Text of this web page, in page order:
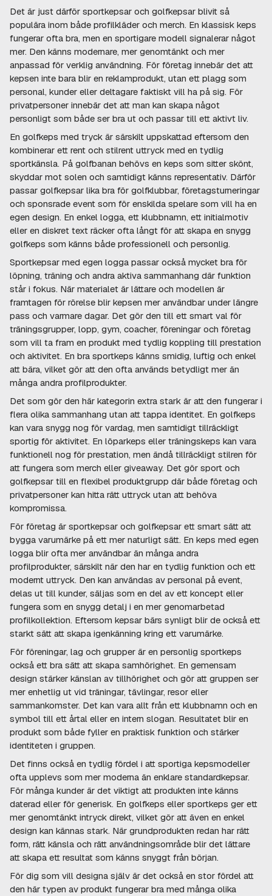
Det är just därför sportkepsar och golfkepsar blivit så
populära inom både profilkläder och merch. En klassisk keps
fungerar ofta bra, men en sportigare modell signalerar något
mer. Den känns modernare, mer genomtänkt och mer
anpassad för verklig användning. För företag innebär det att
kepsen inte bara blir en reklamprodukt, utan ett plagg som
personal, kunder eller deltagare faktiskt vill ha på sig. För
privatpersoner innebär det att man kan skapa något
personligt som både ser bra ut och passar till ett aktivt liv.
En golfkeps med tryck är särskilt uppskattad eftersom den
kombinerar ett rent och stilrent uttryck med en tydlig
sportkänsla. På golfbanan behövs en keps som sitter skönt,
skyddar mot solen och samtidigt känns representativ. Därför
passar golfkepsar lika bra för golfklubbar, företagsturneringar
och sponsrade event som för enskilda spelare som vill ha en
egen design. En enkel logga, ett klubbnamn, ett initialmotiv
eller en diskret text räcker ofta långt för att skapa en snygg
golfkeps som känns både professionell och personlig.
Sportkepsar med egen logga passar också mycket bra för
löpning, träning och andra aktiva sammanhang där funktion
står i fokus. När materialet är lättare och modellen är
framtagen för rörelse blir kepsen mer användbar under längre
pass och varmare dagar. Det gör den till ett smart val för
träningsgrupper, lopp, gym, coacher, föreningar och företag
som vill ta fram en produkt med tydlig koppling till prestation
och aktivitet. En bra sportkeps känns smidig, luftig och enkel
att bära, vilket gör att den ofta används betydligt mer än
många andra profilprodukter.
Det som gör den här kategorin extra stark är att den fungerar i
flera olika sammanhang utan att tappa identitet. En golfkeps
kan vara snygg nog för vardag, men samtidigt tillräckligt
sportig för aktivitet. En löparkeps eller träningskeps kan vara
funktionell nog för prestation, men ändå tillräckligt stilren för
att fungera som merch eller giveaway. Det gör sport och
golfkepsar till en flexibel produktgrupp där både företag och
privatpersoner kan hitta rätt uttryck utan att behöva
kompromissa.
För företag är sportkepsar och golfkepsar ett smart sätt att
bygga varumärke på ett mer naturligt sätt. En keps med egen
logga blir ofta mer användbar än många andra
profilprodukter, särskilt när den har en tydlig funktion och ett
modernt uttryck. Den kan användas av personal på event,
delas ut till kunder, säljas som en del av ett koncept eller
fungera som en snygg detalj i en mer genomarbetad
profilkollektion. Eftersom kepsar bärs synligt blir de också ett
starkt sätt att skapa igenkänning kring ett varumärke.
För föreningar, lag och grupper är en personlig sportkeps
också ett bra sätt att skapa samhörighet. En gemensam
design stärker känslan av tillhörighet och gör att gruppen ser
mer enhetlig ut vid träningar, tävlingar, resor eller
sammankomster. Det kan vara allt från ett klubbnamn och en
symbol till ett årtal eller en intern slogan. Resultatet blir en
produkt som både fyller en praktisk funktion och stärker
identiteten i gruppen.
Det finns också en tydlig fördel i att sportiga kepsmodeller
ofta upplevs som mer moderna än enklare standardkepsar.
För många kunder är det viktigt att produkten inte känns
daterad eller för generisk. En golfkeps eller sportkeps ger ett
mer genomtänkt intryck direkt, vilket gör att även en enkel
design kan kännas stark. När grundprodukten redan har rätt
form, rätt känsla och rätt användningsområde blir det lättare
att skapa ett resultat som känns snyggt från början.
För dig som vill designa själv är det också en stor fördel att
den här typen av produkt fungerar bra med många olika